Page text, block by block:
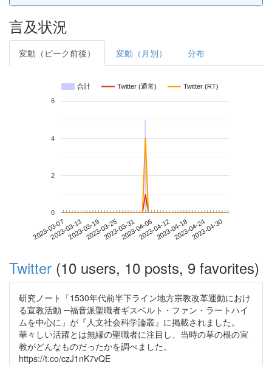
言及状況
変動（ピーク前後） 変動（月別） 分布
合計 Twitter (通常) Twitter (RT)
2023-03-072023-03-132023-03-192023-03-252023-03-312023-04-062023-04-122023-04-182023-04-242023-04-30
0
2
4
6
Twitter (10 users, 10 posts, 9 favorites)
研究ノート「1530年代前半下ライン地方宗教改革運動におけ
る宣教活動 ─福音派聖職者ギスベルト・ファン・ラートハイ
ムを中心に」が『人文社会科学論叢』に掲載されました。
華々しい活躍とは無縁の聖職者に注目し、当時の草の根の宣
教がどんなものだったかを調べました。
https://t.co/czJ1nK7vQE